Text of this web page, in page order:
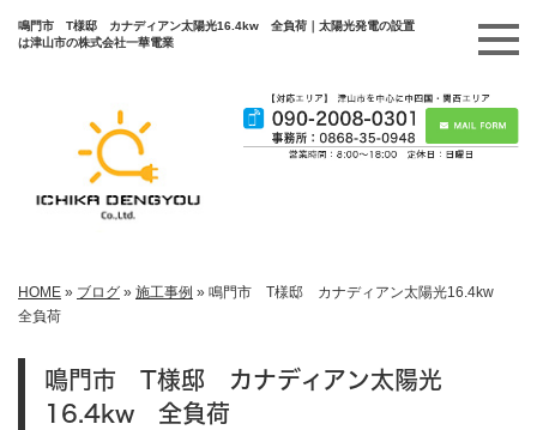
鳴門市 T様邸 カナディアン太陽光16.4kw 全負荷｜太陽光発電の設置
は津山市の株式会社一華電業
HOME » ブログ » 施工事例 » 鳴門市 T様邸 カナディアン太陽光16.4kw
全負荷
鳴門市 T様邸 カナディアン太陽光
16.4kw 全負荷